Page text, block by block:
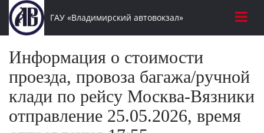
ГАУ «Владимирский автовокзал»
Информация о стоимости
проезда, провоза багажа/ручной
клади по рейсу Москва-Вязники
отправление 25.05.2026, время